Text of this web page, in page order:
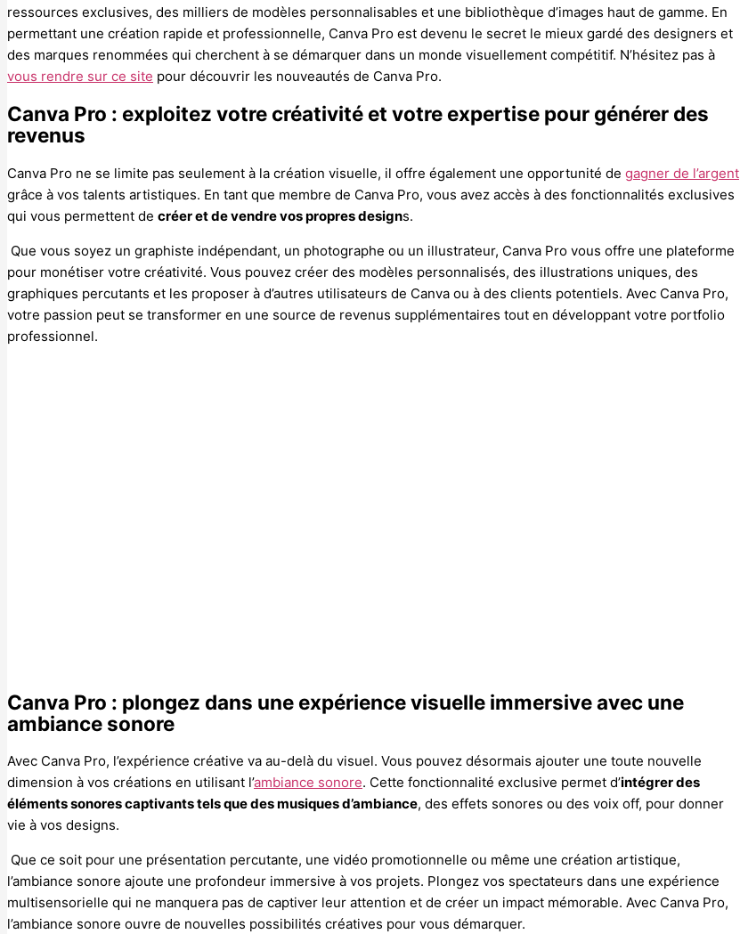
ressources exclusives, des milliers de modèles personnalisables et une bibliothèque d’images haut de gamme. En
permettant une création rapide et professionnelle, Canva Pro est devenu le secret le mieux gardé des designers et
des marques renommées qui cherchent à se démarquer dans un monde visuellement compétitif. N’hésitez pas à
vous rendre sur ce site pour découvrir les nouveautés de Canva Pro.
Canva Pro : exploitez votre créativité et votre expertise pour générer des
revenus
Canva Pro ne se limite pas seulement à la création visuelle, il offre également une opportunité de gagner de l’argent
grâce à vos talents artistiques. En tant que membre de Canva Pro, vous avez accès à des fonctionnalités exclusives
qui vous permettent de créer et de vendre vos propres designs.
Que vous soyez un graphiste indépendant, un photographe ou un illustrateur, Canva Pro vous offre une plateforme
pour monétiser votre créativité. Vous pouvez créer des modèles personnalisés, des illustrations uniques, des
graphiques percutants et les proposer à d’autres utilisateurs de Canva ou à des clients potentiels. Avec Canva Pro,
votre passion peut se transformer en une source de revenus supplémentaires tout en développant votre portfolio
professionnel.
Canva Pro : plongez dans une expérience visuelle immersive avec une
ambiance sonore
Avec Canva Pro, l’expérience créative va au-delà du visuel. Vous pouvez désormais ajouter une toute nouvelle
dimension à vos créations en utilisant l’ambiance sonore. Cette fonctionnalité exclusive permet d’intégrer des
éléments sonores captivants tels que des musiques d’ambiance, des effets sonores ou des voix off, pour donner
vie à vos designs.
Que ce soit pour une présentation percutante, une vidéo promotionnelle ou même une création artistique,
l’ambiance sonore ajoute une profondeur immersive à vos projets. Plongez vos spectateurs dans une expérience
multisensorielle qui ne manquera pas de captiver leur attention et de créer un impact mémorable. Avec Canva Pro,
l’ambiance sonore ouvre de nouvelles possibilités créatives pour vous démarquer.